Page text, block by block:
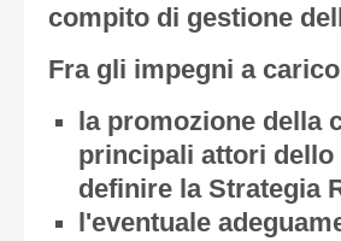
compito di gestione
Fra gli impegni a
la promozione della
principali attori
definire la Strategia
l'eventuale